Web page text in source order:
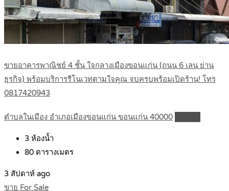
ขายอาคารพาณิชย์ 4 ชั้น ใจกลางเมืองขอนแก่น (ถนน 6 เลน ย่าน
ธุรกิจ) พร้อมบริการรีโนเวทตามใจคุณ จบครบพร้อมเปิดร้าน! โทร
0817420943
ตำบลในเมือง อำเภอเมืองขอนแก่น ขอนแก่น 40000
3 ห้องน้ำ
80 ตารางเมตร
3 สัปดาห์ ago
ขาย For Sale